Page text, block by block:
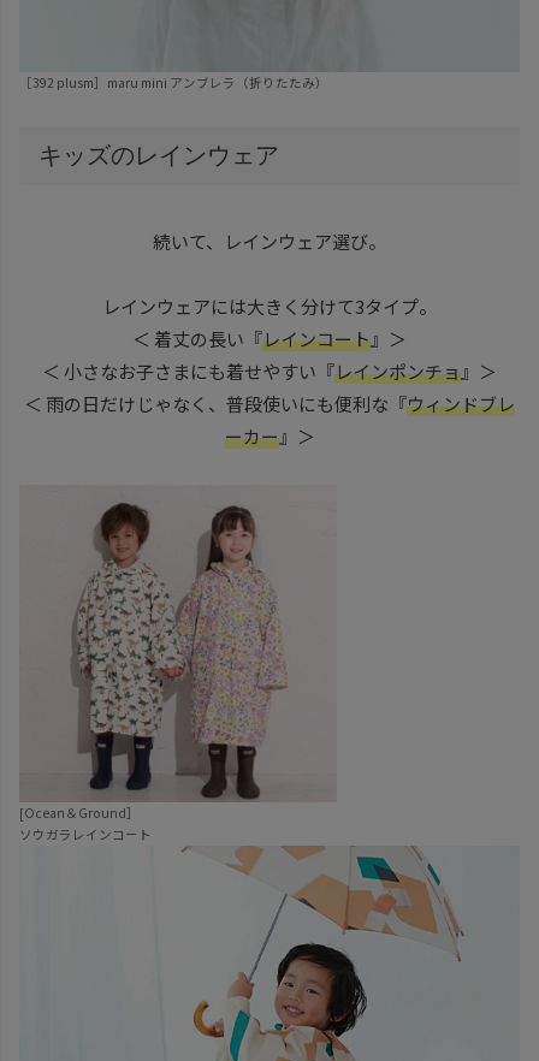
［392 plusm］ maru mini アンブレラ （折りたたみ）
キッズのレインウェア
続いて、レインウェア選び。
レインウェアには大きく分けて3タイプ。
＜ 着丈の長い『レインコート』＞
＜ 小さなお子さまにも着せやすい『レインポンチョ』＞
＜ 雨の日だけじゃなく、普段使いにも便利な『ウィンドブレ
ーカー』＞
[Ocean＆Ground］
ソウガラレインコート